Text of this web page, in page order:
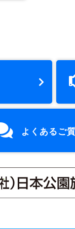
よくあるご